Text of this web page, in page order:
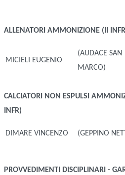
ALLENATORI AMMONIZIONE (II
MICIELI EUGENIO
(AUDACE SAN
MARCO)
CALCIATORI NON ESPULSI
INFR)
DIMARE VINCENZO (GEPPINO
PROVVEDIMENTI DISCIPLINARI -